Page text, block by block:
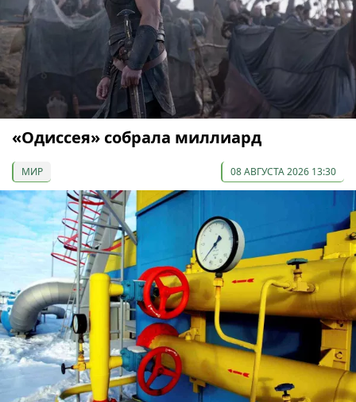
«Одиссея» собрала миллиард
МИР 08 АВГУСТА 2026 13:30